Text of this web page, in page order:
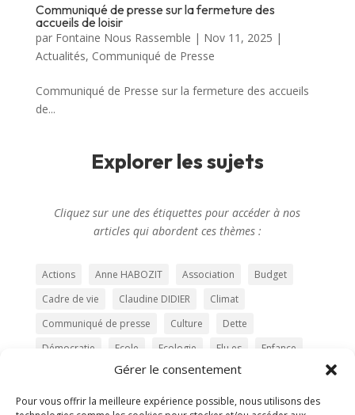
Gérer le consentement
Pour vous offrir la meilleure expérience possible, nous utilisons des
Communiqué de presse sur la fermeture des
accueils de loisir
par Fontaine Nous Rassemble | Nov 11, 2025 |
Actualités, Communiqué de Presse
Communiqué de Presse sur la fermeture des accueils
de...
Explorer les sujets
Cliquez sur une des étiquettes pour accéder à nos
articles qui abordent ces thèmes :
Actions Anne HABOZIT Association
Budget
Cadre de vie
Claudine DIDIER
Climat
Communiqué de presse
Culture
Dette
Démocratie
Ecole Ecologie Elu.es
Enfance
Expression politique Famille
Femme
fontaine élections municipales
Gestion